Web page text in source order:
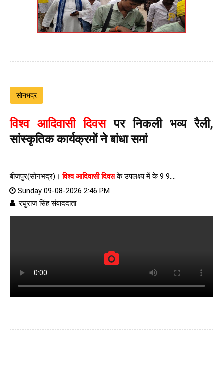
सोनभद्र
विश्व आदिवासी दिवसपर निकली भव्य रैली,
सांस्कृतिक कार्यक्रमों ने बांधा समां
बीजपुर(सोनभद्र)।विश्व आदिवासी दिवसके उपलक्ष्य में के 9 9....
Sunday 09-08-2026 2:46 PM
: रघुराज सिंह संवाददाता